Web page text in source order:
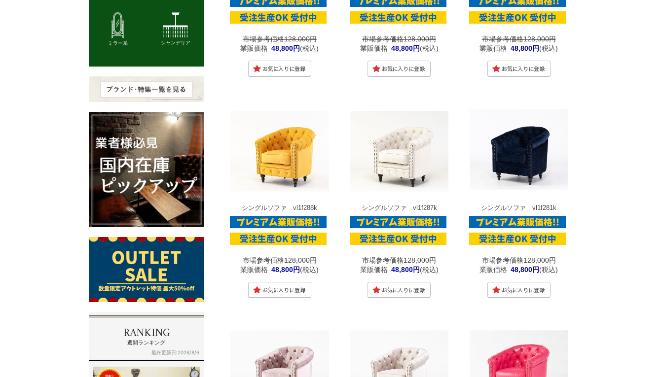
市場参考価格128,000円
業販価格 48,800円(税込)
市場参考価格128,000円
業販価格 48,800円(税込)
市場参考価格128,000円
業販価格 48,800円(税込)
シングルソファ vl1f288k
市場参考価格128,000円
業販価格 48,800円(税込)
シングルソファ vl1f287k
市場参考価格128,000円
業販価格 48,800円(税込)
シングルソファ vl1f281k
市場参考価格128,000円
業販価格 48,800円(税込)